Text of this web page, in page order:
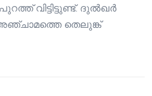
വിട്ടിട്ടുണ്ട്. ദുൽഖർ
തെലുങ്ക്